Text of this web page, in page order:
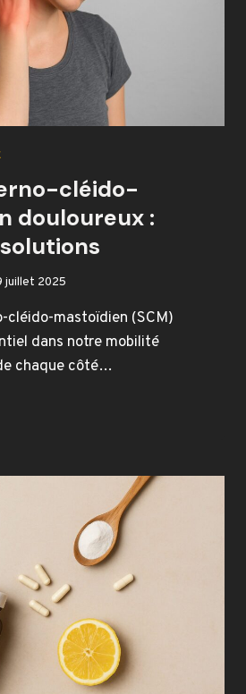
cléido-
douloureux​ :
juillet 2025
cléido-mastoïdien (SCM)
dans notre mobilité
chaque côté…